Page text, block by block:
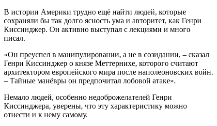
В истории Америки трудно ещё найти людей, которые
сохраняли бы так долго ясность ума и авторитет, как Генри
Киссинджер. Он активно выступал с лекциями и много
писал.
«Он преуспел в манипулировании, а не в созидании, – сказал
Генри Киссинджер о князе Меттернихе, которого считают
архитектором европейского мира после наполеоновских войн.
– Тайные манёвры он предпочитал лобовой атаке».
Немало людей, особенно недоброжелателей Генри
Киссинджера, уверены, что эту характеристику можно
отнести и к нему самому.